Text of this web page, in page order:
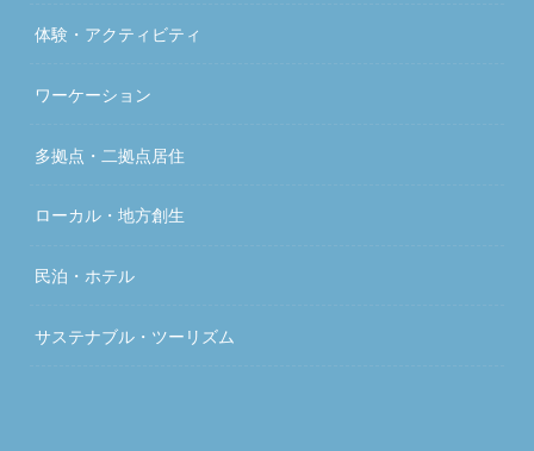
体験・アクティビティ
ワーケーション
多拠点・二拠点居住
ローカル・地方創生
民泊・ホテル
サステナブル・ツーリズム